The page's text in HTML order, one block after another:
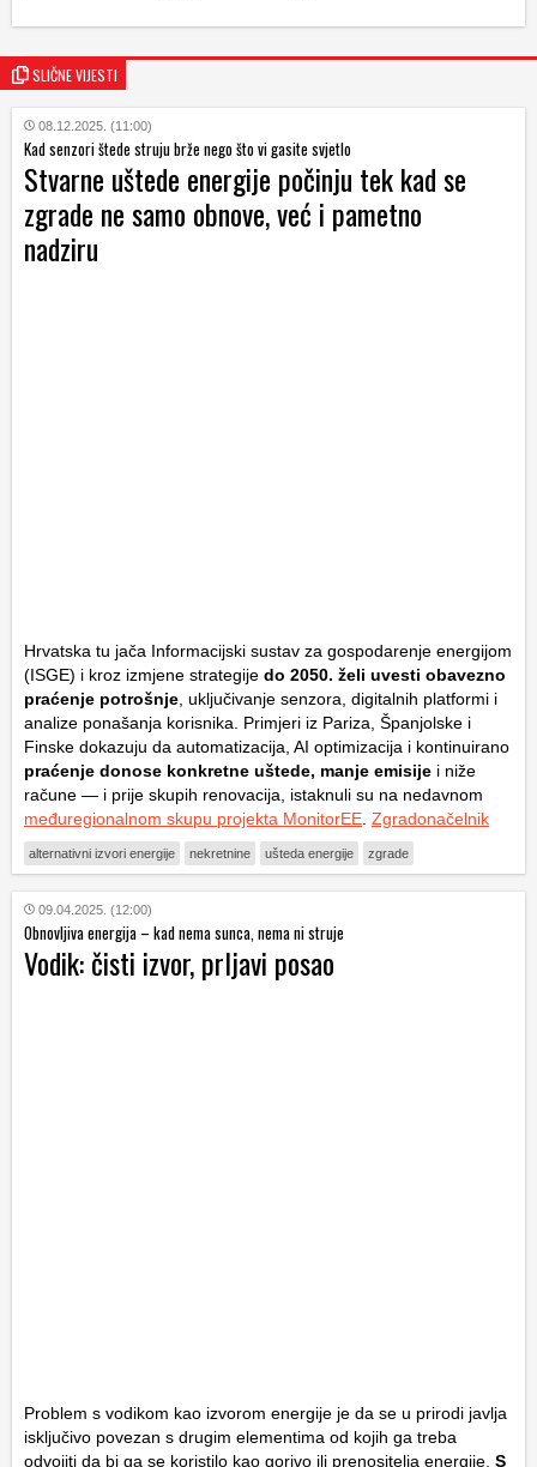
SLIČNE VIJESTI
08.12.2025. (11:00)
Kad senzori štede struju brže nego što vi gasite svjetlo
Stvarne uštede energije počinju tek kad se
zgrade ne samo obnove, već i pametno
nadziru
Hrvatska tu jača Informacijski sustav za gospodarenje energijom
(ISGE) i kroz izmjene strategije do 2050. želi uvesti obavezno
praćenje potrošnje , uključivanje senzora, digitalnih platformi i
analize ponašanja korisnika. Primjeri iz Pariza, Španjolske i
Finske dokazuju da automatizacija, AI optimizacija i kontinuirano
praćenje donose konkretne uštede, manje emisije i niže
račune — i prije skupih renovacija, istaknuli su na nedavnom
međuregionalnom skupu projekta MonitorEE Zgradonačelnik
alternativni izvori energije nekretnine ušteda energije zgrade
09.04.2025. (12:00)
Obnovljiva energija – kad nema sunca, nema ni struje
Vodik: čisti izvor, prljavi posao
Problem s vodikom kao izvorom energije je da se u prirodi javlja
isključivo povezan s drugim elementima od kojih ga treba
odvojiti da bi ga se koristilo kao gorivo ili prenositelja energije. S